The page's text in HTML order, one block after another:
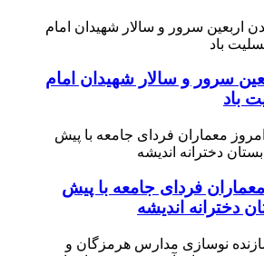
سرور و سالار شهیدان امام
باد
فردای جامعه با پیش
دخترانه اندیشه